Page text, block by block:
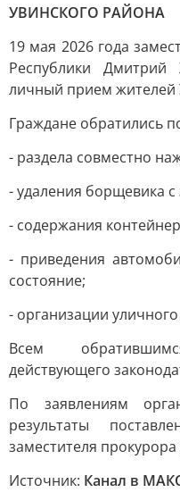
УВИНСКОГО РАЙОНА
19 мая 2026 года
Республики Дмитрий
личный прием жителей
Граждане обратились
- раздела совместно
- удаления борщевика с
- содержания
- приведения
состояние;
- организации
Всем
действующего
По заявлениям
результаты
заместителя
Источник: Канал в